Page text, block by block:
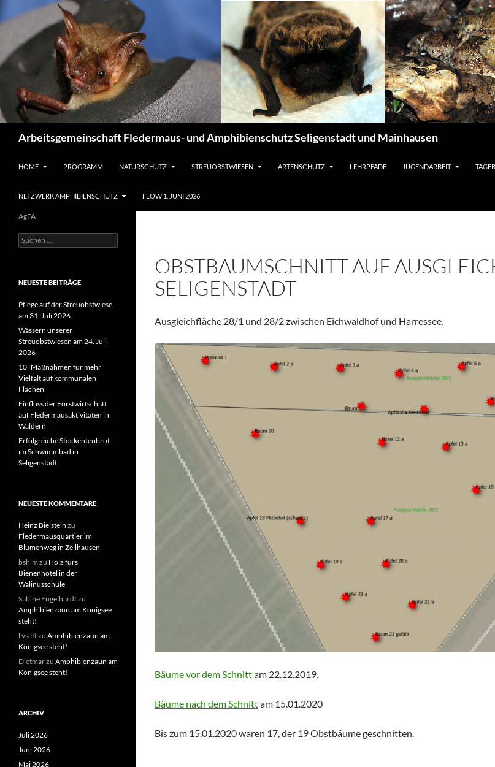
Arbeitsgemeinschaft Fledermaus- und Amphibienschutz Seligenstadt und Mainhausen
HOME
PROGRAMM NATURSCHUTZ STREUOBSTWIESEN ARTENSCHUTZ LEHRPFADE JUGENDARBEIT
NETZWERK AMPHIBIENSCHUTZ FLOW 1. JUNI 2026
OBSTBAUMSCHNITT AUF
SELIGENSTADT
Ausgleichfläche 28/1 und 28/2 zwischen Eichwaldhof und Harressee.
Bäume vor dem Schnittam 22.12.2019.
Bäume nach dem Schnittam 15.01.2020
Bis zum 15.01.2020 waren 17, der 19 Obstbäume geschnitten.
AgFA
Suchen
nach:
NEUESTE BEITRÄGE
Pflege auf der Streuobstwiese
am 31. Juli 2026
Wässern unserer
Streuobstwiesen am 24. Juli
2026
10 Maßnahmen für mehr
Vielfalt auf kommunalen
Flächen
Einfluss der Forstwirtschaft
auf Fledermausaktivitäten in
Wäldern
Erfolgreiche Stockentenbrut
im Schwimmbad in
Seligenstadt
NEUESTE KOMMENTARE
Heinz Bielstein zu
Fledermausquartier im
Blumenweg in Zellhausen
bshlm zu Holz fürs
Bienenhotel in der
Walinusschule
Sabine Engelhardtzu
Amphibienzaun am Königsee
steht!
Lysettzu Amphibienzaun am
Königsee steht!
Dietmarzu Amphibienzaun am
Königsee steht!
ARCHIV
Juli 2026
Juni 2026
Mai 2026